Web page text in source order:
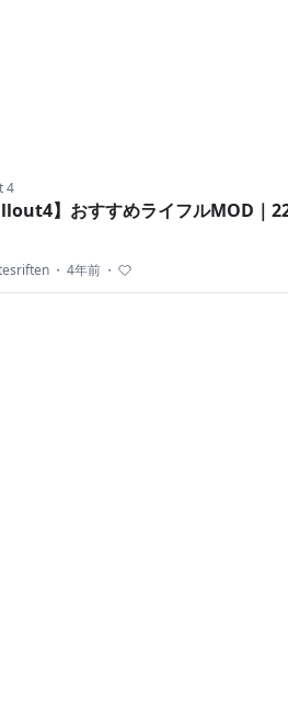
4
】おすすめライフルMOD｜
・ 4年前 ・